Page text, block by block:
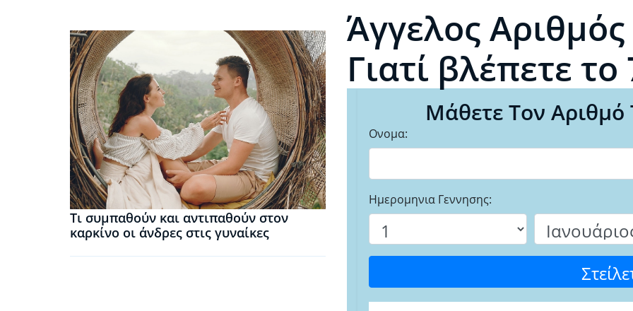
Τι συμπαθούν και αντιπαθούν στον
καρκίνο οι άνδρες στις γυναίκες
Άγγελος
Γιατί βλέπετε το
Μάθετε Τον Αριθμό
Ονομα:
Ημερομηνια Γεννησης: